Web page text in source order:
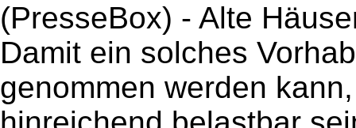
(PresseBox) - Alte
Damit ein solches
genommen werden